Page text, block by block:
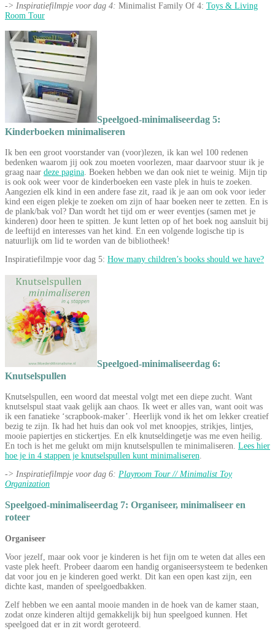
-> Inspiratiefilmpje voor dag 4: Minimalist Family Of 4: Toys & Living
Room Tour
Speelgoed-minimaliseerdag 5:
Kinderboeken minimaliseren
Ik ben een groot voorstander van (voor)lezen, ik kan wel 100 redenen
bedenken waarom jij ook zou moeten voorlezen, maar daarvoor stuur ik je
graag naar deze pagina. Boeken hebben we dan ook niet te weinig. Mijn tip
is ook ook weer voor de kinderboeken een vaste plek in huis te zoeken.
Aangezien elk kind in een andere fase zit, raad ik je aan om ook voor ieder
kind een eigen plekje te zoeken om zijn of haar boeken neer te zetten. En is
de plank/bak vol? Dan wordt het tijd om er weer eventjes (samen met je
kinderen) door heen te spitten. Je kunt letten op of het boek nog aansluit bij
de leeftijd en interesses van het kind. En een volgende logische tip is
natuurlijk om lid te worden van de bibliotheek!
Inspiratiefilmpje voor dag 5: How many children’s books should we have?
Speelgoed-minimaliseerdag 6:
Knutselspullen
Knutselspullen, een woord dat meestal volgt met een diepe zucht. Want
knutselspul staat vaak gelijk aan chaos. Ik weet er alles van, want ooit was
ik een fanatieke ‘scrapbook-maker’. Heerlijk vond ik het om lekker creatief
bezig te zijn. Ik had het huis dan ook vol met knoopjes, strikjes, lintjes,
mooie papiertjes en stickertjes. En elk knutseldingetje was me even heilig.
En toch is het me gelukt om mijn knutselspullen te minimaliseren. Lees hier
hoe je in 4 stappen je knutselspullen kunt minimaliseren.
-> Inspiratiefilmpje voor dag 6: Playroom Tour // Minimalist Toy
Organization
Speelgoed-minimaliseerdag 7: Organiseer, minimaliseer en
roteer
Organiseer
Voor jezelf, maar ook voor je kinderen is het fijn om te weten dat alles een
vaste plek heeft. Probeer daarom een handig organiseersysteem te bedenken
dat voor jou en je kinderen goed werkt. Dit kan een open kast zijn, een
dichte kast, manden of speelgoedbakken.
Zelf hebben we een aantal mooie manden in de hoek van de kamer staan,
zodat onze kinderen altijd gemakkelijk bij hun speelgoed kunnen. Het
speelgoed dat er in zit wordt geroteerd.